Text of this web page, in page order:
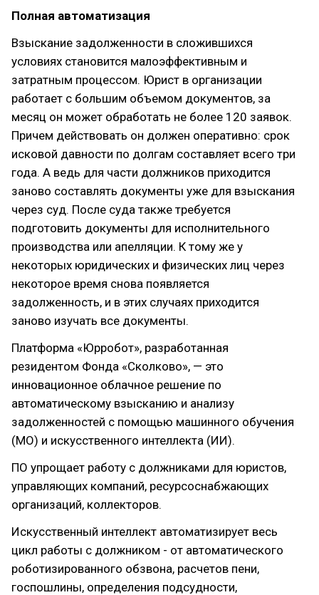
Полная автоматизация
Взыскание задолженности в сложившихся
условиях становится малоэффективным и
затратным процессом. Юрист в организации
работает с большим объемом документов, за
месяц он может обработать не более 120 заявок.
Причем действовать он должен оперативно: срок
исковой давности по долгам составляет всего три
года. А ведь для части должников приходится
заново составлять документы уже для взыскания
через суд. После суда также требуется
подготовить документы для исполнительного
производства или апелляции. К тому же у
некоторых юридических и физических лиц через
некоторое время снова появляется
задолженность, и в этих случаях приходится
заново изучать все документы.
Платформа «Юрробот», разработанная
резидентом Фонда «Сколково», — это
инновационное облачное решение по
автоматическому взысканию и анализу
задолженностей с помощью машинного обучения
(МО) и искусственного интеллекта (ИИ).
ПО упрощает работу с должниками для юристов,
управляющих компаний, ресурсоснабжающих
организаций, коллекторов.
Искусственный интеллект автоматизирует весь
цикл работы с должником - от автоматического
роботизированного обзвона, расчетов пени,
госпошлины, определения подсудности,